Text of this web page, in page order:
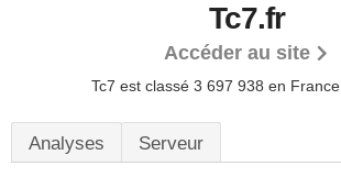
Tc7.fr
Accéder au site
Tc7 est classé 3 697 938 en France.
Analyses Serveur